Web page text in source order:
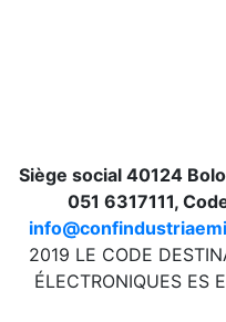
Siège social 40124
051 6317111,
2019 LE CODE
ÉLECTRONIQUES ES